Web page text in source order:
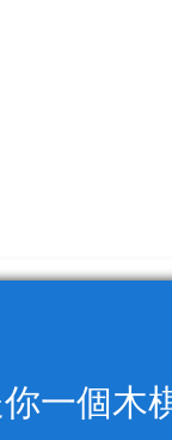
一個木